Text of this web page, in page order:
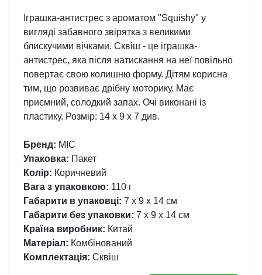
Іграшка-антистрес з ароматом "Squishy" у
вигляді забавного звірятка з великими
блискучими вічками. Сквіш - це іграшка-
антистрес, яка після натискання на неї повільно
повертає свою колишню форму. Дітям корисна
тим, що розвиває дрібну моторику. Має
приємний, солодкий запах. Очі виконані із
пластику. Розмір: 14 х 9 х 7 див.
Бренд: MIC
Упаковка: Пакет
Колір: Коричневий
Вага з упаковкою: 110 г
Габарити в упаковці: 7 x 9 x 14 см
Габарити без упаковки: 7 x 9 x 14 см
Країна виробник: Китай
Матеріал: Комбінований
Комплектація: Сквіш